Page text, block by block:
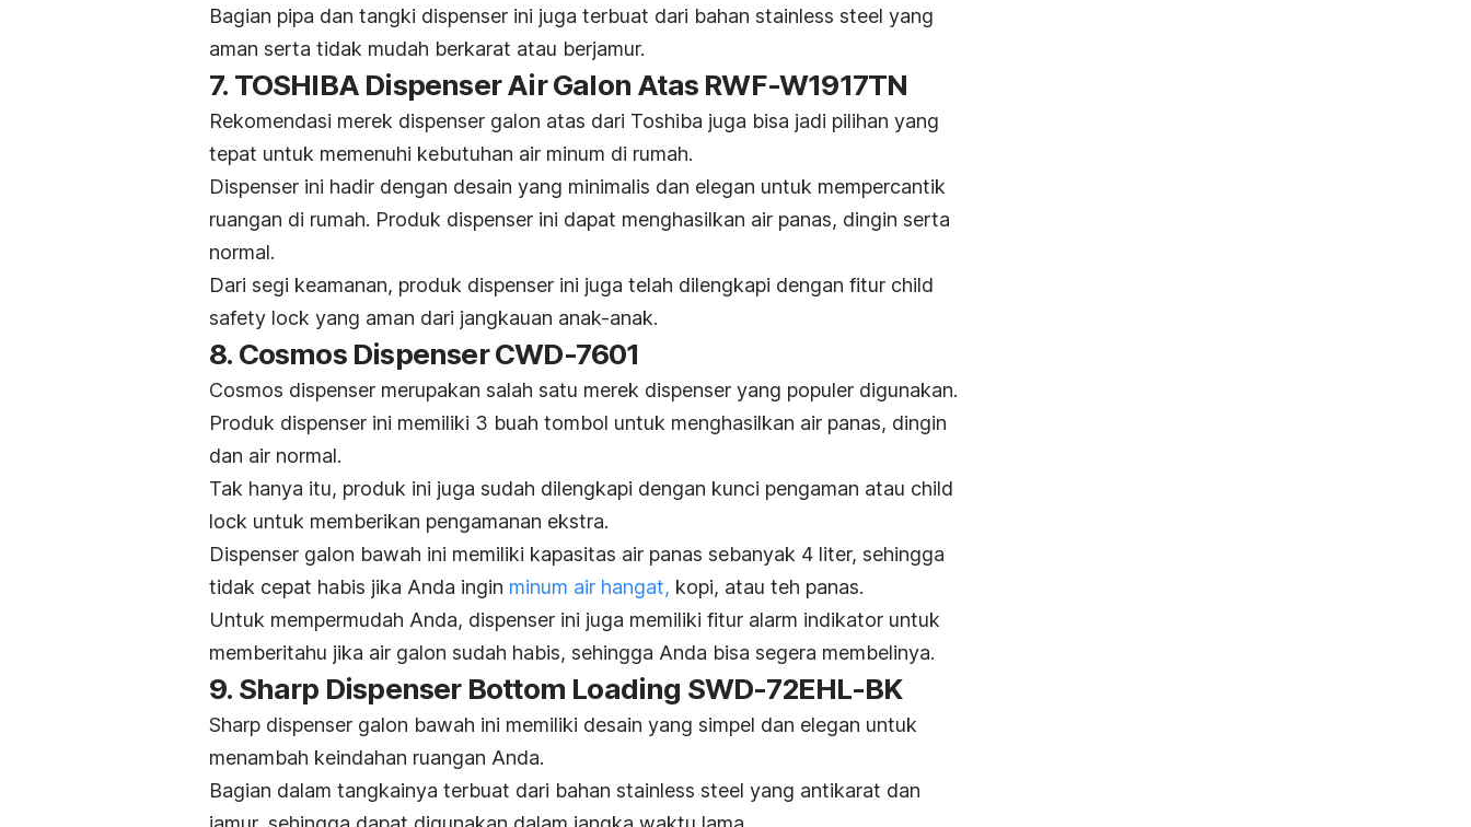
Bagian pipa dan tangki dispenser ini juga terbuat dari bahan stainless steel yang
aman serta tidak mudah berkarat atau berjamur.
7. TOSHIBA Dispenser Air Galon Atas RWF-W1917TN
Rekomendasi merek dispenser galon atas dari Toshiba juga bisa jadi pilihan yang
tepat untuk memenuhi kebutuhan air minum di rumah.
Dispenser ini hadir dengan desain yang minimalis dan elegan untuk mempercantik
ruangan di rumah. Produk dispenser ini dapat menghasilkan air panas, dingin serta
normal.
Dari segi keamanan, produk dispenser ini juga telah dilengkapi dengan fitur child
safety lock yang aman dari jangkauan anak-anak.
8. Cosmos Dispenser CWD-7601
Cosmos dispenser merupakan salah satu merek dispenser yang populer digunakan.
Produk dispenser ini memiliki 3 buah tombol untuk menghasilkan air panas, dingin
dan air normal.
Tak hanya itu, produk ini juga sudah dilengkapi dengan kunci pengaman atau child
lock untuk memberikan pengamanan ekstra.
Dispenser galon bawah ini memiliki kapasitas air panas sebanyak 4 liter, sehingga
tidak cepat habis jika Anda ingin minum air hangat, kopi, atau teh panas.
Untuk mempermudah Anda, dispenser ini juga memiliki fitur alarm indikator untuk
memberitahu jika air galon sudah habis, sehingga Anda bisa segera membelinya.
9. Sharp Dispenser Bottom Loading SWD-72EHL-BK
Sharp dispenser galon bawah ini memiliki desain yang simpel dan elegan untuk
menambah keindahan ruangan Anda.
Bagian dalam tangkainya terbuat dari bahan stainless steel yang antikarat dan